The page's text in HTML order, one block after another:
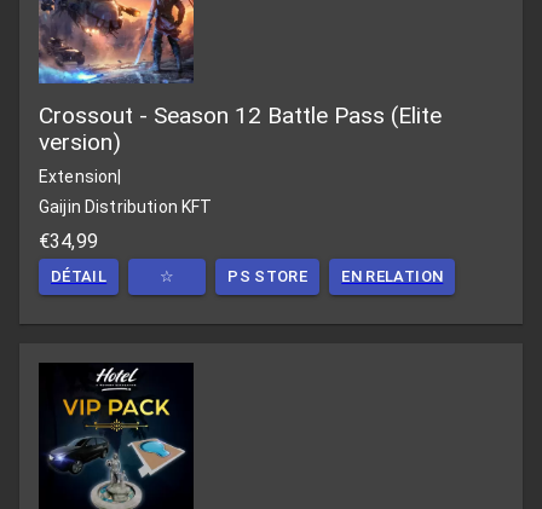
Crossout - Season 12 Battle Pass (Elite
version)
Extension
Gaijin Distribution KFT
€34,99
DÉTAIL ☆ PS STORE EN RELATION